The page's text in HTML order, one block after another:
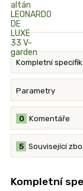
Kompletní
Parametry
Komentáře
0
Související
5
Kompletní